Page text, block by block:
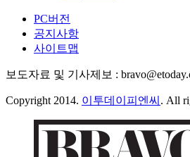
PC버전
공지사항
사이트맵
보도자료 및 기사제보 :
Copyright 2014. 이투데이피엔씨 . All